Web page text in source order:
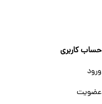
حساب کاربری
ورود
عضویت